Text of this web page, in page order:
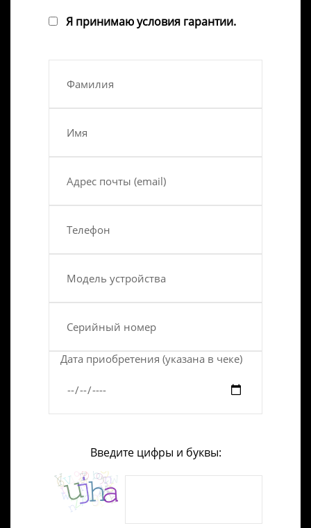
Я принимаю условия гарантии.
Дата приобретения (указана в чеке)
Введите цифры и буквы: